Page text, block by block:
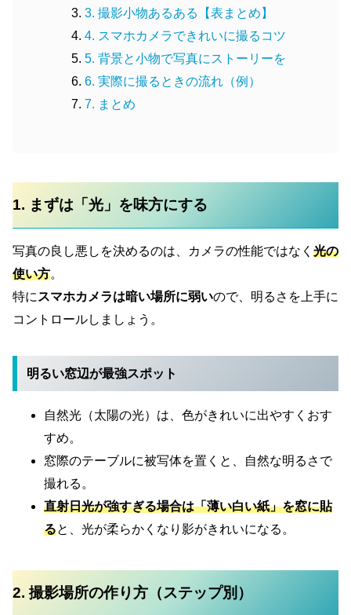
3. 撮影小物あるある【表まとめ】
4. スマホカメラできれいに撮るコツ
5. 背景と小物で写真にストーリーを
6. 実際に撮るときの流れ（例）
7. まとめ
1. まずは「光」を味方にする
写真の良し悪しを決めるのは、カメラの性能ではなく 光の
使い方。
特にスマホカメラは暗い場所に弱いので、明るさを上手に
コントロールしましょう。
明るい窓辺が最強スポット
自然光（太陽の光）は、色がきれいに出やすくおす
すめ。
窓際のテーブルに被写体を置くと、自然な明るさで
撮れる。
直射日光が強すぎる場合は「薄い白い紙」を窓に貼
ると、光が柔らかくなり影がきれいになる。
2. 撮影場所の作り方（ステップ別）